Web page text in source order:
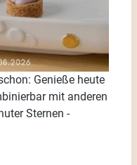
Genieße heute
mit anderen
Sternen -